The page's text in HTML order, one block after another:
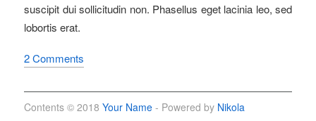
suscipit dui sollicitudin non. Phasellus eget lacinia leo, sed
lobortis erat.
2 Comments
Contents © 2018 Your Name - Powered by Nikola